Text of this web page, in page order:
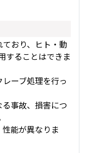
おり、ヒト・動
することはできま
ーブ処理を行っ
事故、損害につ
能が異なりま